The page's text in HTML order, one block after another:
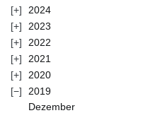
2024
2023
2022
2021
2020
2019
Dezember